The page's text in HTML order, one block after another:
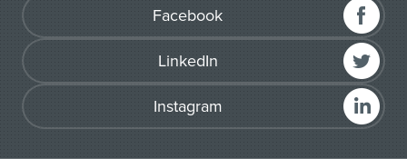
Facebook
LinkedIn
Instagram